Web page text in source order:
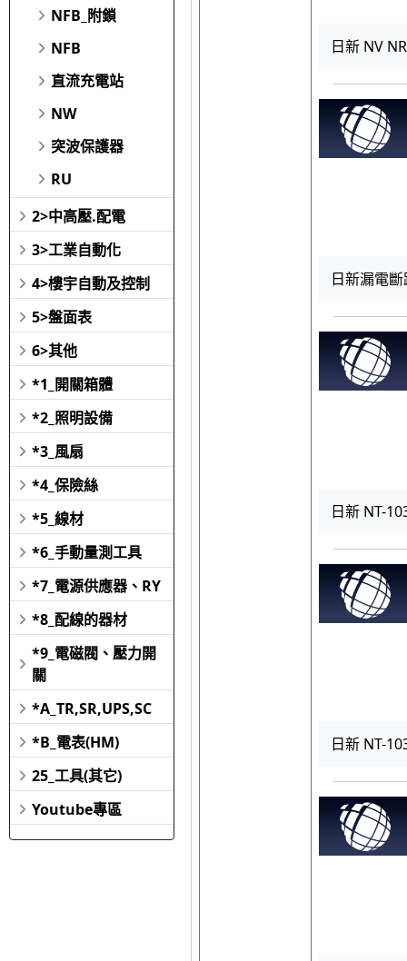
NFB_附鎖
NFB
直流充電站
NW
突波保護器
RU
2>中高壓.配電
3>工業自動化
4>樓宇自動及控制
5>盤面表
6>其他
*1_開關箱體
*2_照明設備
*3_風扇
*4_保險絲
*5_線材
*6_手動量測工具
*7_電源供應器、RY
*8_配線的器材
*9_電磁閥、壓力開
關
*A_TR,SR,UPS,SC
*B_電表(HM)
25_工具(其它)
Youtube專區
日新 NV
日新漏電
日新 NT-
日新 NT-